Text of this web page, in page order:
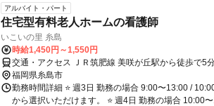
アルバイト・パート
住宅型有料老人ホームの看護師
いこいの里 糸島
時給1,450円～1,550円
交通・アクセス ＪＲ筑肥線 美咲が丘駅から徒歩で5
福岡県糸島市
勤務時間詳細 ⭐ 週3日 勤務の場合 9:00〜13:00 /
から選択いただけます。 ⭐ 週4日 勤務の場合 10:00